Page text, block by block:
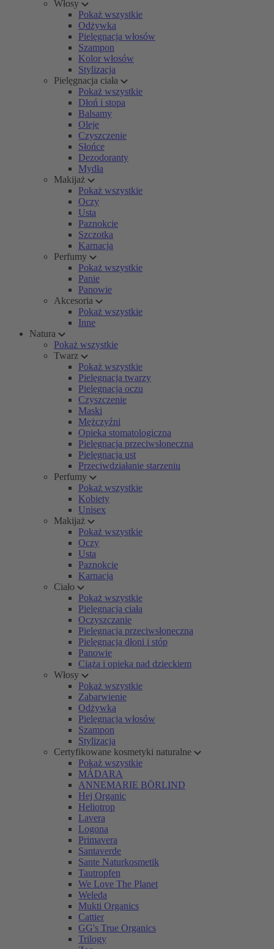
Włosy
Pokaż wszystkie
Odżywka
Pielęgnacja włosów
Szampon
Kolor włosów
Stylizacja
Pielęgnacja ciała
Pokaż wszystkie
Dłoń i stopa
Balsamy
Oleje
Czyszczenie
Słońce
Dezodoranty
Mydła
Makijaż
Pokaż wszystkie
Oczy
Usta
Paznokcie
Szczotka
Karnacja
Perfumy
Pokaż wszystkie
Panie
Panowie
Akcesoria
Pokaż wszystkie
Inne
Natura
Pokaż wszystkie
Twarz
Pokaż wszystkie
Pielęgnacja twarzy
Pielęgnacja oczu
Czyszczenie
Maski
Mężczyźni
Opieka stomatologiczna
Pielęgnacja przeciwsłoneczna
Pielęgnacja ust
Przeciwdziałanie starzeniu
Perfumy
Pokaż wszystkie
Kobiety
Unisex
Makijaż
Pokaż wszystkie
Oczy
Usta
Paznokcie
Karnacja
Ciało
Pokaż wszystkie
Pielęgnacja ciała
Oczyszczanie
Pielęgnacja przeciwsłoneczna
Pielęgnacja dłoni i stóp
Panowie
Ciąża i opieka nad dzieckiem
Włosy
Pokaż wszystkie
Zabarwienie
Odżywka
Pielęgnacja włosów
Szampon
Stylizacja
Certyfikowane kosmetyki naturalne
Pokaż wszystkie
MÁDARA
ANNEMARIE BÖRLIND
Hej Organic
Heliotrop
Lavera
Logona
Primavera
Santaverde
Sante Naturkosmetik
Tautropfen
We Love The Planet
Weleda
Mukti Organics
Cattier
GG's True Organics
Trilogy